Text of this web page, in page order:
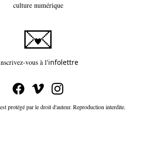
culture numérique
vous à l'infolettreCe lien s'ouvrira dans
protégé par le droit d'auteur. Reproduction interdite.